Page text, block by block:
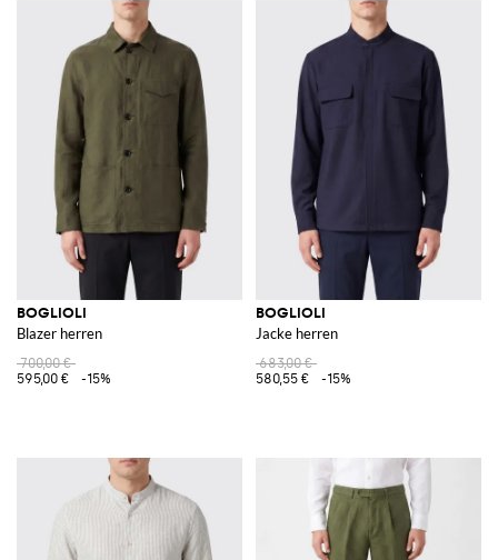
BOGLIOLI
Blazer herren
700,00 €
595,00 €
-15%
BOGLIOLI
Jacke herren
683,00 €
580,55 €
-15%